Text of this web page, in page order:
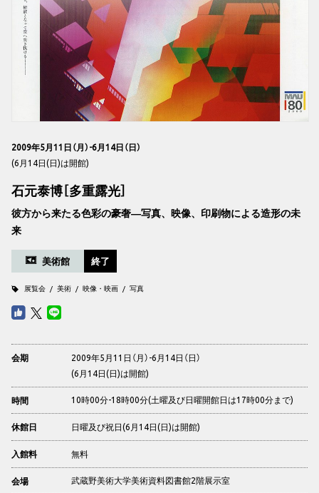
2009年5月11日（月）-6月14日（日）
(6月14日(日)は開館)
石元泰博［多重露光］
彼方から来たる色彩の豪奢―写真、映像、印刷物による造形の未
来
美術館 終了
展覧会 美術 映像・映画 写真
会期
2009年5月11日（月）-6月14日（日）
(6月14日(日)は開館)
時間 10時00分-18時00分(土曜及び日曜開館日は17時00分まで)
休館日 日曜及び祝日(6月14日(日)は開館)
入館料 無料
会場 武蔵野美術大学美術資料図書館2階展示室